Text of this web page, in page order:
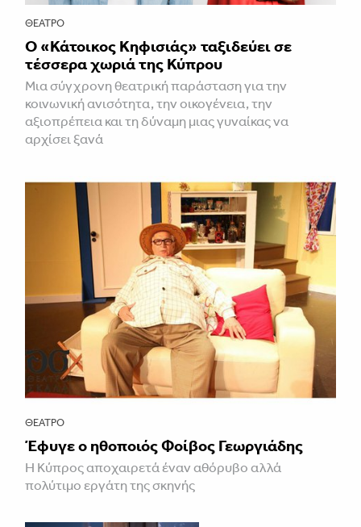
ΘΈΑΤΡΟ
Ο «Κάτοικος Κηφισιάς» ταξιδεύει σε
τέσσερα χωριά της Κύπρου
Μια σύγχρονη θεατρική παράσταση για την
κοινωνική ανισότητα, την οικογένεια, την
αξιοπρέπεια και τη δύναμη μιας γυναίκας να
αρχίσει ξανά
ΘΈΑΤΡΟ
Έφυγε ο ηθοποιός Φοίβος Γεωργιάδης
Η Κύπρος αποχαιρετά έναν αθόρυβο αλλά
πολύτιμο εργάτη της σκηνής